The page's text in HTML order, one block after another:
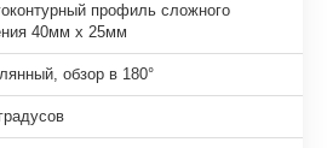
профиль сложного
40мм х 25мм
обзор в 180°